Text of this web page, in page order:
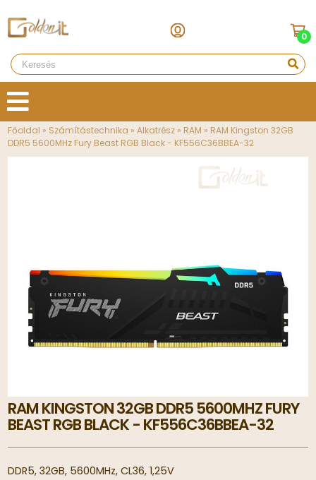
0
Főoldal » Számítástechnika »Alkatrész » RAM » RAM Kingston 32GB
DDR5 5600MHz Fury Beast RGB Black - KF556C36BBEA-32
RAM KINGSTON 32GB DDR5 5600MHZ FURY
BEAST RGB BLACK - KF556C36BBEA-32
DDR5, 32GB, 5600MHz, CL36, 1,25V